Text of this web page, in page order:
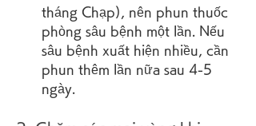
tháng Chạp), nên phun thuốc
phòng sâu bệnh một lần. Nếu
sâu bệnh xuất hiện nhiều, cần
phun thêm lần nữa sau 4-5
ngày.